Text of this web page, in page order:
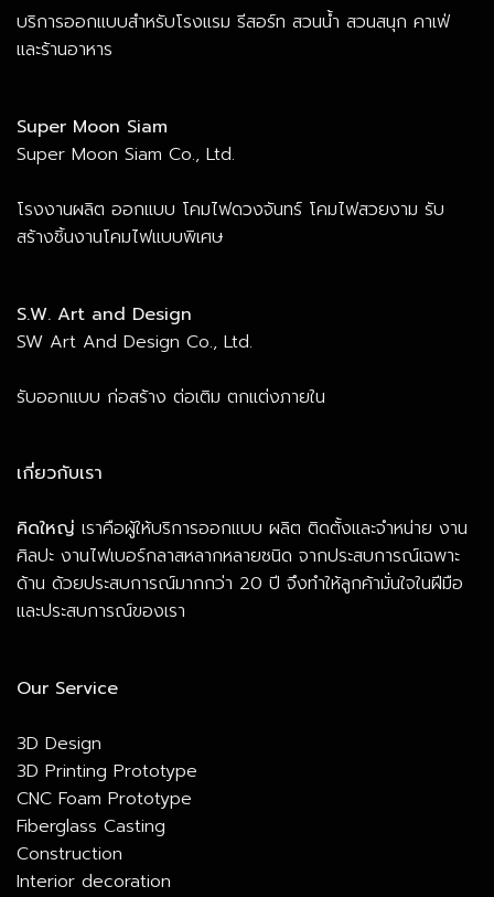
บริการออกแบบสำหรับโรงแรม รีสอร์ท สวนน้ำ สวนสนุก คาเฟ่
และร้านอาหาร
Super Moon Siam
Super Moon Siam Co., Ltd.
โรงงานผลิต ออกแบบ โคมไฟดวงจันทร์ โคมไฟสวยงาม รับ
สร้างชิ้นงานโคมไฟแบบพิเศษ
S.W. Art and Design
SW Art And Design Co., Ltd.
รับออกแบบ ก่อสร้าง ต่อเติม ตกแต่งภายใน
เกี่ยวกับเรา
คิดใหญ่ เราคือผู้ให้บริการออกแบบ ผลิต ติดตั้งและจำหน่าย งาน
ศิลปะ งานไฟเบอร์กลาสหลากหลายชนิด จากประสบการณ์เฉพาะ
ด้าน ด้วยประสบการณ์มากกว่า 20 ปี จึงทำให้ลูกค้ามั่นใจในฝีมือ
และประสบการณ์ของเรา
Our Service
3D Design
3D Printing Prototype
CNC Foam Prototype
Fiberglass Casting
Construction
Interior decoration